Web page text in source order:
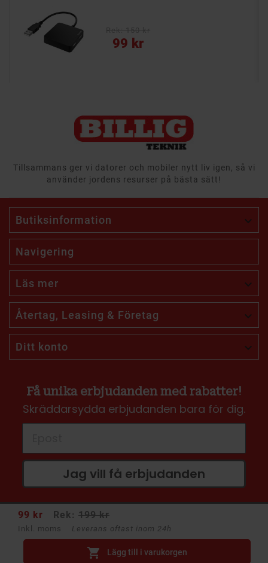
99 kr Rek: 199 kr
Inkl. moms Leverans oftast inom 24h
 Lägg till i varukorgen
99 kr
Pris
Tillsammans ger vi datorer och mobiler nytt liv igen, så vi
använder jordens resurser på bästa sätt!
Butiksinformation 
Navigering
Läs mer 
Återtag, Leasing & Företag 
Ditt konto 
Få unika erbjudanden med rabatter!
Skräddarsydda erbjudanden bara för dig.
Jag vill få erbjudanden